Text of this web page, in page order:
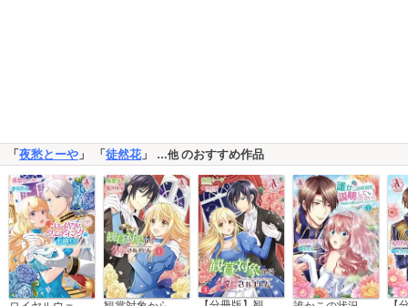
「 夜愁とーや 」 「 徒然花」 …他のおすすめ作品